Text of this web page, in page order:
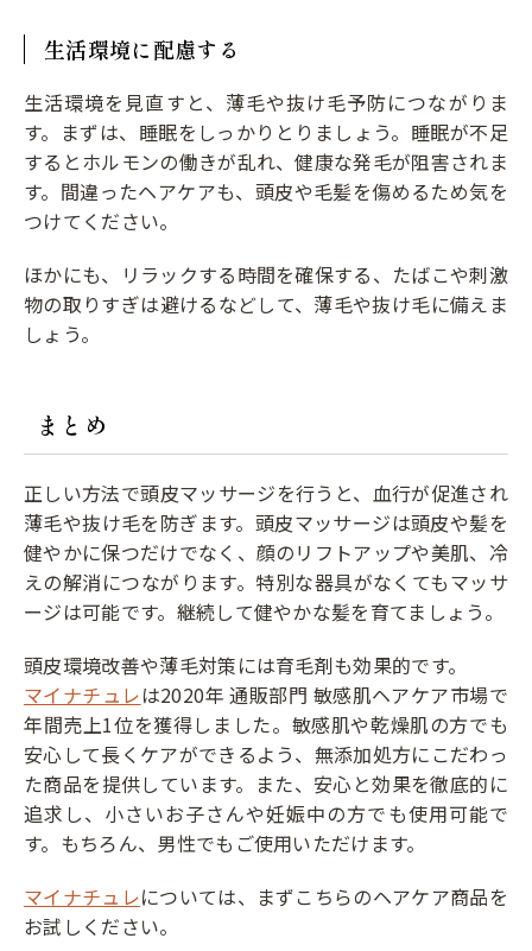
生活環境に配慮する
生活環境を見直すと、薄毛や抜け毛予防につながりま
す。まずは、睡眠をしっかりとりましょう。睡眠が不足
するとホルモンの働きが乱れ、健康な発毛が阻害されま
す。間違ったヘアケアも、頭皮や毛髪を傷めるため気を
つけてください。
ほかにも、リラックする時間を確保する、たばこや刺激
物の取りすぎは避けるなどして、薄毛や抜け毛に備えま
しょう。
まとめ
正しい方法で頭皮マッサージを行うと、血行が促進され
薄毛や抜け毛を防ぎます。頭皮マッサージは頭皮や髪を
健やかに保つだけでなく、顔のリフトアップや美肌、冷
えの解消につながります。特別な器具がなくてもマッサ
ージは可能です。継続して健やかな髪を育てましょう。
頭皮環境改善や薄毛対策には育毛剤も効果的です。
マイナチュレは2020年 通販部門 敏感肌ヘアケア市場で
年間売上1位を獲得しました。敏感肌や乾燥肌の方でも
安心して長くケアができるよう、無添加処方にこだわっ
た商品を提供しています。また、安心と効果を徹底的に
追求し、小さいお子さんや妊娠中の方でも使用可能で
す。もちろん、男性でもご使用いただけます。
マイナチュレについては、まずこちらのヘアケア商品を
お試しください。